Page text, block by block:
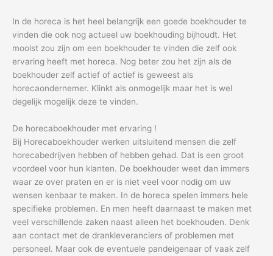
In de horeca is het heel belangrijk een goede boekhouder te
vinden die ook nog actueel uw boekhouding bijhoudt. Het
mooist zou zijn om een boekhouder te vinden die zelf ook
ervaring heeft met horeca. Nog beter zou het zijn als de
boekhouder zelf actief of actief is geweest als
horecaondernemer. Klinkt als onmogelijk maar het is wel
degelijk mogelijk deze te vinden.
De horecaboekhouder met ervaring !
Bij Horecaboekhouder werken uitsluitend mensen die zelf
horecabedrijven hebben of hebben gehad. Dat is een groot
voordeel voor hun klanten. De boekhouder weet dan immers
waar ze over praten en er is niet veel voor nodig om uw
wensen kenbaar te maken. In de horeca spelen immers hele
specifieke problemen. En men heeft daarnaast te maken met
veel verschillende zaken naast alleen het boekhouden. Denk
aan contact met de drankleveranciers of problemen met
personeel. Maar ook de eventuele pandeigenaar of vaak zelf